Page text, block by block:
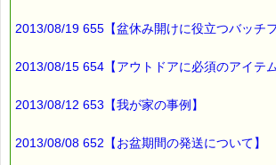
最後まで読んでいただきありがとうございま
*****@pass-thyme.com
━━━━━━━━☆
2013/08/19 655【盆休み開けに役立つバッチフ
2013/08/15 654【アウトドアに必須のアイテム
2013/08/12 653【我が家の事例】
2013/08/08 652【お盆期間の発送について】